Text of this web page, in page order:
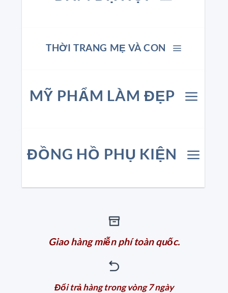
THỜI TRANG MẸ VÀ CON
MỸ PHẨM LÀM ĐẸP
ĐỒNG HỒ PHỤ KIỆN
Giao hàng miễn phí toàn quốc.
Đổi trả hàng trong vòng 7 ngày